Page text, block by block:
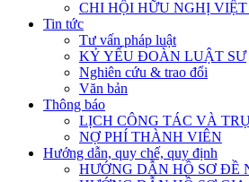
CHI HỘI HỮU NGHỊ
Tin tức
Tư vấn pháp luật
KỶ YẾU ĐOÀN LUẬT SƯ
Nghiên cứu & trao đổi
Văn bản
Thông báo
LỊCH CÔNG TÁC VÀ
NỢ PHÍ THÀNH VIÊN
Hướng dẫn, quy chế, quy định
HƯỚNG DẪN HỒ SƠ ĐỀ